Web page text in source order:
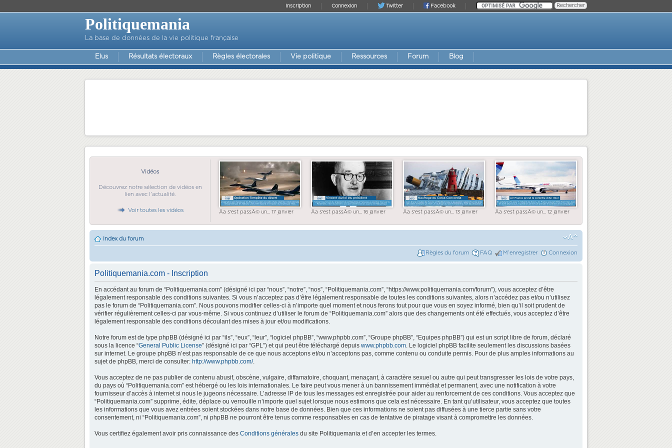
Facebook
Twitter
Connexion
Inscription
Politiquemania
La base de données de la vie politique française
Elus Résultats électoraux Règles électorales Vie politique Ressources Forum Blog
Vidéos
Découvrez notre sélection de vidéos en
lien avec l'actualité.
Voir toutes les vidéos Ãa s'est passÃ© un... 17 janvier Ãa s'est passÃ© un... 16 janvier Ãa s'est passÃ© un... 13 janvier Ãa s'est passÃ© un... 12 janvier
Index du forum
Règles du forum FAQ M’enregistrer Connexion
Politiquemania.com - Inscription
En accédant au forum de “Politiquemania.com” (désigné ici par “nous”, “notre”, “nos”, “Politiquemania.com”, “https://www.politiquemania.com/forum”), vous acceptez d’être
légalement responsable des conditions suivantes. Si vous n’acceptez pas d’être légalement responsable de toutes les conditions suivantes, alors n’accédez pas et/ou n’utilisez
pas le forum de “Politiquemania.com”. Nous pouvons modifier celles-ci à n’importe quel moment et nous ferons tout pour que vous en soyez informé, bien qu’il soit prudent de
vérifier régulièrement celles-ci par vous-même. Si vous continuez d’utiliser le forum de “Politiquemania.com” alors que des changements ont été effectués, vous acceptez d’être
légalement responsable des conditions découlant des mises à jour et/ou modifications.
Notre forum est de type phpBB (désigné ici par “ils”, “eux”, “leur”, “logiciel phpBB”, “www.phpbb.com”, “Groupe phpBB”, “Equipes phpBB”) qui est un script libre de forum, déclaré
sous la licence “General Public License” (désigné ici par “GPL”) et qui peut être téléchargé depuis www.phpbb.com. Le logiciel phpBB facilite seulement les discussions basées
sur internet. Le groupe phpBB n’est pas responsable de ce que nous acceptons et/ou n’acceptons pas, comme contenu ou conduite permis. Pour de plus amples informations au
sujet de phpBB, merci de consulter: http://www.phpbb.com/.
Vous acceptez de ne pas publier de contenu abusif, obscène, vulgaire, diffamatoire, choquant, menaçant, à caractère sexuel ou autre qui peut transgresser les lois de votre pays,
du pays où “Politiquemania.com” est hébergé ou les lois internationales. Le faire peut vous mener à un bannissement immédiat et permanent, avec une notification à votre
fournisseur d’accès à internet si nous le jugeons nécessaire. L’adresse IP de tous les messages est enregistrée pour aider au renforcement de ces conditions. Vous acceptez que
“Politiquemania.com” supprime, édite, déplace ou verrouille n’importe quel sujet lorsque nous estimons que cela est nécessaire. En tant qu’utilisateur, vous acceptez que toutes
les informations que vous avez entrées soient stockées dans notre base de données. Bien que ces informations ne soient pas diffusées à une tierce partie sans votre
consentement, ni “Politiquemania.com”, ni phpBB ne pourront être tenus comme responsables en cas de tentative de piratage visant à compromettre les données.
Vous certifiez également avoir pris connaissance des Conditions générales du site Politiquemania et d’en accepter les termes.